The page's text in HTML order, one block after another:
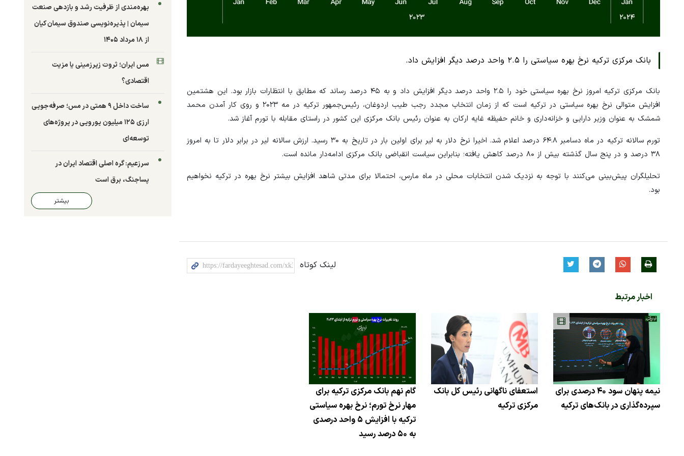
بانک مرکزی ترکیه نرخ بهره سیاستی را ۲.۵ واحد درصد دیگر افزایش داد.
بانک مرکزی ترکیه امروز نرخ بهره سیاستی خود را ۲.۵ واحد درصد دیگر افزایش داد و به ۴۵ درصد رساند که مطابق با انتظارات بازار بود. این هشتمین
افزایش متوالی نرخ بهره سیاستی در ترکیه است که از زمان انتخاب مجدد رجب طیب اردوغان، رئیس‌جمهور ترکیه در مه ۲۰۲۳ و روی کار آمدن محمد
شمشک به عنوان وزیر دارایی و خزانه‌داری و خانم حفیظه غایه ارکان به عنوان رئیس بانک مرکزی این کشور در راستای مقابله با تورم آغاز شد.
تورم سالانه ترکیه در ماه دسامبر ۶۴.۸ درصد اعلام شد. اخیرا نرخ دلار به لیر برای اولین بار در تاریخ به ۳۰ رسید. ارزش سالانه لیر در برابر دلار تا به امروز
۳۸ درصد و در پنج سال گذشته بیش از ۸۰ درصد کاهش یافته؛ بنابراین سیاست انقباضی بانک مرکزی ادامه‌دار مانده است.
تحلیلگران پیش‌بینی می‌کنند با توجه به نزدیک شدن انتخابات محلی در ماه مارس، احتمالا برای مدتی شاهد افزایش بیشتر نرخ بهره در ترکیه نخواهیم
بود.
لینک کوتاه
اخبار مرتبط
نیمه پنهان سود ۴۰ درصدی برای
سپرده‌گذاری در بانک‌های ترکیه
استعفای ناگهانی رئیس کل بانک
مرکزی ترکیه
گام نهم بانک مرکزی ترکیه برای
مهار نرخ تورم؛ نرخ بهره سیاستی
ترکیه با افزایش ۵ واحد درصدی
به ۵۰ درصد رسید
بهره‌مندی از ظرفیت رشد و بازدهی صنعت
سیمان | پذیره‌نویسی صندوق سیمان کیان
از ۱۸ مرداد ۱۴۰۵
مس ایران؛ ثروت زیرزمینی یا مزیت
اقتصادی؟
ساخت داخل ۹ همتی در مس؛ صرفه‌جویی
ارزی ۱۲۵ میلیون یورویی در پروژه‌های
توسعه‌ای
سرزعیم: گره اصلی اقتصاد ایران در
پساجنگ، برق است
بیشتر